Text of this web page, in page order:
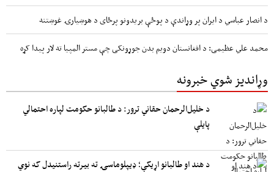
د انصار عباسي د ایران پر وړاندې د پوځې بریدونو پرځای د هوښیارۍ غوښتنه
محمد علي عظیمی: د افغانستان دویم بدن جوړونکی چې مستر المپیا ته لار پیدا کړه
وړاندیز شوي خبرونه
د خلیل‌الرحمان حقاني ترور: د طالبانو حکومت لپاره احتمالي
پایلې
د هند او طالبانو اړیکې؛ ډیپلوماسۍ ته بیرته راستنیدل که نوي